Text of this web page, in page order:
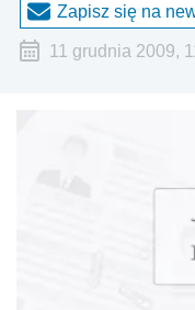
Zapisz się na
11 grudnia 2009,